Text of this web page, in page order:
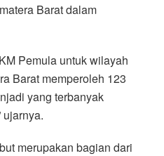
Barat dalam
Pemula untuk wilayah
Barat memperoleh 123
yang terbanyak
ujarnya.
merupakan bagian dari